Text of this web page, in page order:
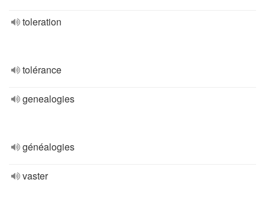
toleration
tolérance
genealogies
généalogies
vaster